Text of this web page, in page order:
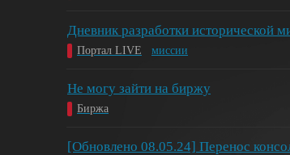
Дневник разработки исторической
Портал LIVE миссии
Не могу зайти на биржу
Биржа
[Обновлено 08.05.24] Перенос